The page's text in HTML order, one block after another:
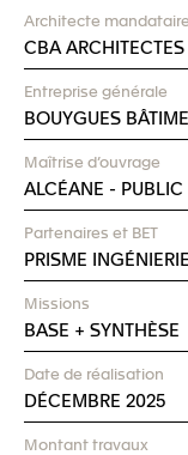
Architecte mandataire
CBA ARCHITECTES
Entreprise générale
BOUYGUES
Maîtrise d’ouvrage
ALCÉANE - PUBLIC
Partenaires et BET
PRISME INGÉNIERIE
Missions
BASE + SYNTHÈSE
Date de réalisation
DÉCEMBRE 2025
Montant travaux